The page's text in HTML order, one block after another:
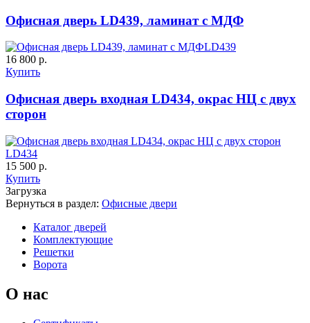
К-35 С
C65
C67
Офисная дверь LD439, ламинат с МДФ
LD439
16 800 р.
Купить
Офисная дверь входная LD434, окрас НЦ с двух
сторон
LD434
15 500 р.
Купить
Загрузка
Вернуться в раздел: Офисные двери
Каталог дверей
Комплектующие
Решетки
Ворота
О нас